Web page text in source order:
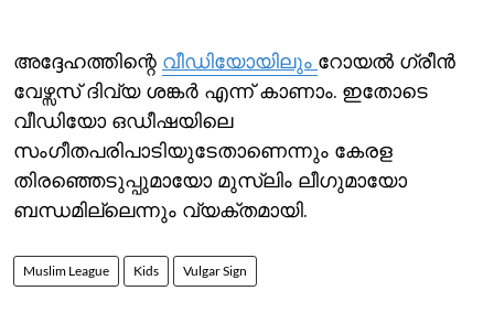
അദ്ദേഹത്തിന്റെ വീഡിയോയിലും റോയല്‍ ഗ്രീന്‍
വേഴ്സസ് ദിവ്യ ശങ്കര്‍ എന്ന് കാണാം. ഇതോടെ
വീഡിയോ ഒഡീഷയിലെ
സംഗീതപരിപാടിയുടേതാണെന്നും കേരള
തിരഞ്ഞെടുപ്പുമായോ മുസ്‍ലിം ലീഗുമായോ
ബന്ധമില്ലെന്നും വ്യക്തമായി.
Muslim League Kids Vulgar Sign